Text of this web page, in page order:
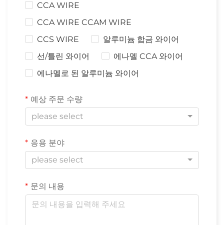
CCA WIRE
CCA WIRE CCAM WIRE
CCS WIRE
알루미늄 합금 와이어
선/틀린 와이어
에나멜 CCA 와이어
에나멜로 된 알루미늄 와이어
예상 주문 수량
please select
응용 분야
please select
문의 내용